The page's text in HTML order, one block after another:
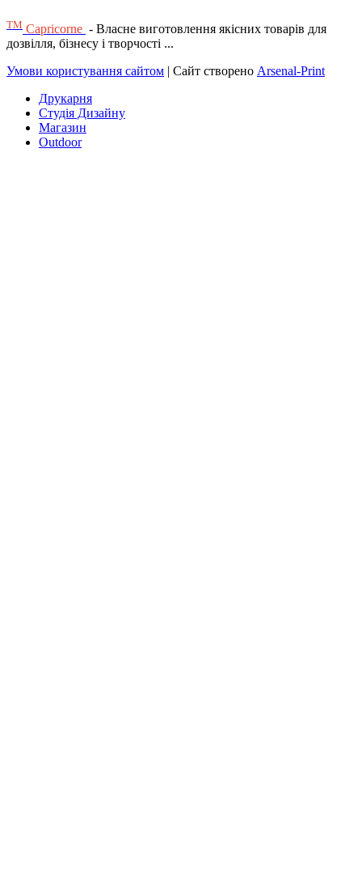
ТМ Capricorne - Власне виготовлення якісних товарів для
дозвілля, бізнесу і творчості ...
Умови користування сайтом | Сайт створено Arsenal-Print
Друкарня
Студія Дизайну
Магазин
Outdoor